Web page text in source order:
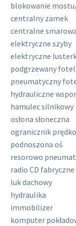
blokowanie
centralny zamek
centralne
elektryczne szyby
elektryczne
podgrzewany
pneumatyczny
hydrauliczne
hamulec silnikowy
osłona słoneczna
ogranicznik
podnoszona oś
resorowo
radio CD fabryczne
luk dachowy
hydraulika
immobilizer
komputer